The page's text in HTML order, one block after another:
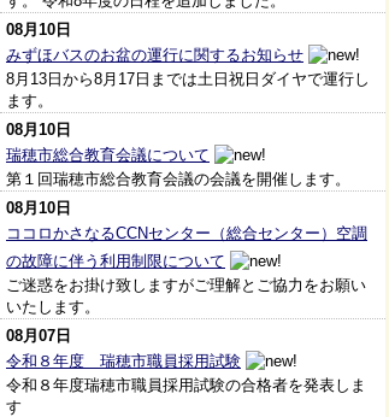
08月10日
みずほバスのお盆の運行に関するお知らせ
8月13日から8月17日までは土日祝日ダイヤで運行し
ます。
08月10日
瑞穂市総合教育会議について
第１回瑞穂市総合教育会議の会議を開催します。
08月10日
ココロかさなるCCNセンター（総合センター）空調
の故障に伴う利用制限について
ご迷惑をお掛け致しますがご理解とご協力をお願い
いたします。
08月07日
令和８年度 瑞穂市職員採用試験
令和８年度瑞穂市職員採用試験の合格者を発表しま
す